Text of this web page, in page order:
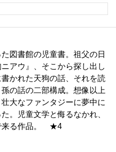
図書館の児童書。祖父の日
アウ』、そこから探し出し
かれた天狗の話、それを読
の話の二部構成。想像以上
大なファンタジーに夢中に
。児童文学と侮るなかれ、
来る作品。 ★4